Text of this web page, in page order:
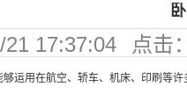
21 17:37:04
点击
运用在航空、轿车、机床、印刷等